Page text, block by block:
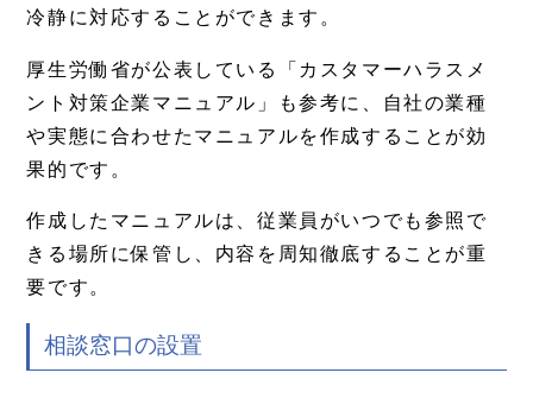
冷静に対応することができます。
厚生労働省が公表している「カスタマーハラスメ
ント対策企業マニュアル」も参考に、自社の業種
や実態に合わせたマニュアルを作成することが効
果的です。
作成したマニュアルは、従業員がいつでも参照で
きる場所に保管し、内容を周知徹底することが重
要です。
相談窓口の設置